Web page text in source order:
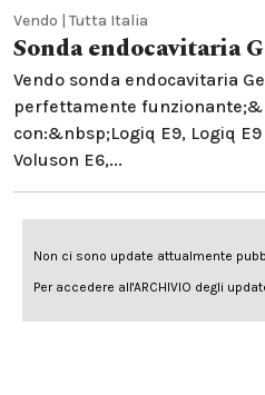
Vendo | Tutta Italia
Sonda endocavitaria
Vendo sonda endocavitaria
perfettamente
con:&nbsp;Logiq E9, Logiq
Voluson E6,...